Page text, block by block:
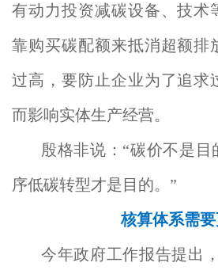
有动力投资减碳设备、技术
靠购买碳配额来抵消超额排
过高，要防止企业为了追求
而影响实体生产经营。
殷格非说：“碳价不是
序低碳转型才是目的。”
核算体系需
今年政府工作报告提出